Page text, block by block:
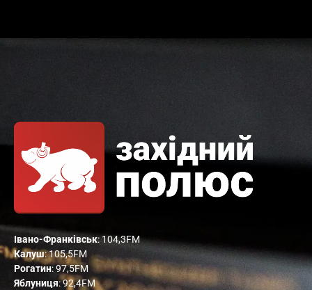
Івано-Франківськ: 104,3FM
Калуш: 105,5FM
Рогатин: 97,5FM
Яблуниця: 92,4FM